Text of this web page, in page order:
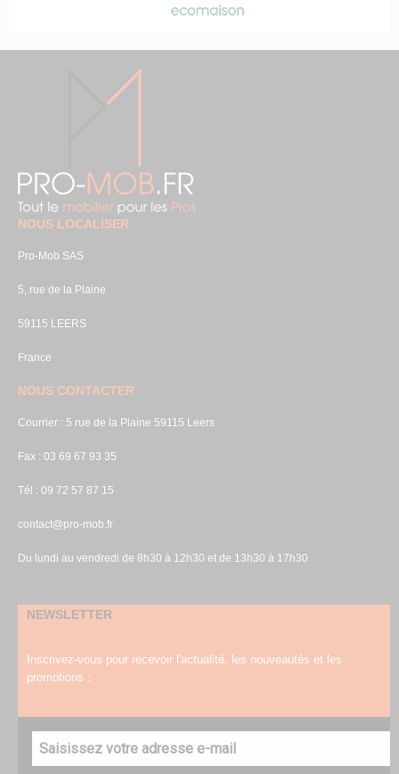
NOUS LOCALISER
Pro-Mob SAS
5, rue de la Plaine
59115 LEERS
France
NOUS CONTACTER
Courrier : 5 rue de la Plaine 59115 Leers
Fax : 03 69 67 93 35
Tél : 09 72 57 87 15
contact@pro-mob.fr
Du lundi au vendredi de 8h30 à 12h30 et de 13h30 à 17h30
NEWSLETTER
Inscrivez-vous pour recevoir l'actualité, les nouveautés et les
promotions :